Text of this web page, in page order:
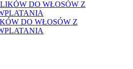
DO WŁOSÓW Z